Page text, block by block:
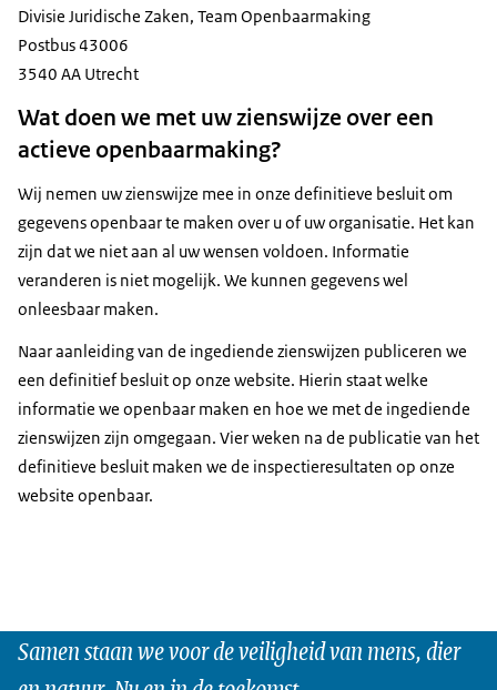
Divisie Juridische Zaken, Team Openbaarmaking
Postbus 43006
3540 AA Utrecht
Wat doen we met uw zienswijze over een
actieve openbaarmaking?
Wij nemen uw zienswijze mee in onze definitieve besluit om
gegevens openbaar te maken over u of uw organisatie. Het kan
zijn dat we niet aan al uw wensen voldoen. Informatie
veranderen is niet mogelijk. We kunnen gegevens wel
onleesbaar maken.
Naar aanleiding van de ingediende zienswijzen publiceren we
een definitief besluit op onze website. Hierin staat welke
informatie we openbaar maken en hoe we met de ingediende
zienswijzen zijn omgegaan. Vier weken na de publicatie van het
definitieve besluit maken we de inspectieresultaten op onze
website openbaar.
Samen staan we voor de veiligheid van mens, dier